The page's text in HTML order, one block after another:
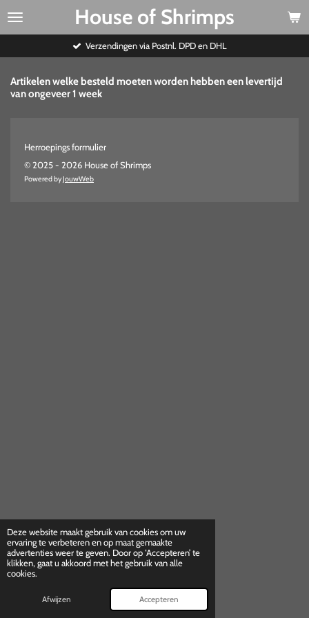
Deze website maakt gebruik van cookies om uw
ervaring te verbeteren en op maat gemaakte
advertenties weer te geven. Door op ‘Accepteren’ te
klikken, gaat u akkoord met het gebruik van alle
cookies.
Afwijzen Accepteren
Ga
House of Shrimps
Verzendingen via Postnl. DPD en DHL
Artikelen welke besteld moeten worden hebben een levertijd
van ongeveer 1 week
Herroepings formulier
© 2025 - 2026 House of Shrimps
Powered by JouwWeb